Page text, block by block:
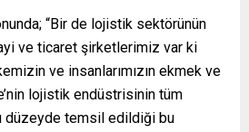
“Bir de lojistik sektörünün
ve ticaret şirketlerimiz var ki
ve insanlarımızın ekmek ve
lojistik endüstrisinin tüm
düzeyde temsil edildiği bu